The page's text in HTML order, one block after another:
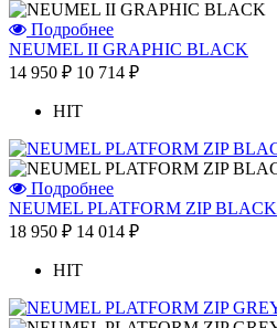
Подробнее
NEUMEL II GRAPHIC BLACK
14 950 ₽ 10 714 ₽
HIT
Подробнее
NEUMEL PLATFORM ZIP BLACK
18 950 ₽ 14 014 ₽
HIT